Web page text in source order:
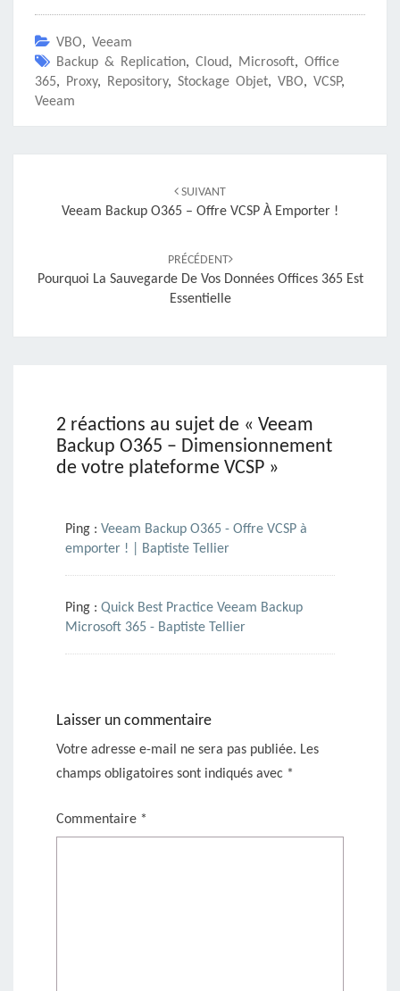
VBO, Veeam
Backup & Replication, Cloud, Microsoft, Office
365, Proxy, Repository, Stockage Objet, VBO, VCSP,
Veeam
SUIVANT
Veeam Backup O365 – Offre VCSP À Emporter !
PRÉCÉDENT
Pourquoi La Sauvegarde De Vos Données Offices 365 Est
Essentielle
2 réactions au sujet de « Veeam
Backup O365 – Dimensionnement
de votre plateforme VCSP »
Ping : Veeam Backup O365 - Offre VCSP à
emporter ! | Baptiste Tellier
Ping : Quick Best Practice Veeam Backup
Microsoft 365 - Baptiste Tellier
Laisser un commentaire
Votre adresse e-mail ne sera pas publiée. Les
champs obligatoires sont indiqués avec *
Commentaire *